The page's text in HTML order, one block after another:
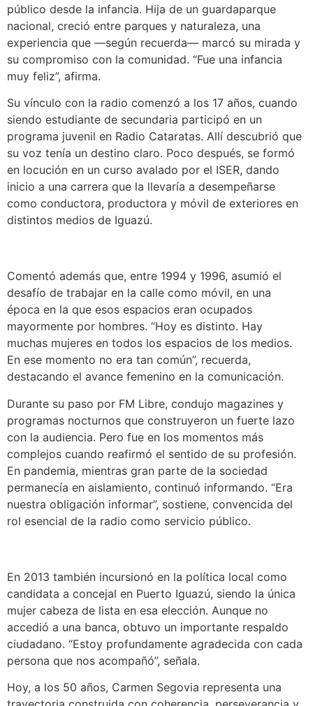
público desde la infancia. Hija de un guardaparque
nacional, creció entre parques y naturaleza, una
experiencia que —según recuerda— marcó su mirada y
su compromiso con la comunidad. “Fue una infancia
muy feliz”, afirma.
Su vínculo con la radio comenzó a los 17 años, cuando
siendo estudiante de secundaria participó en un
programa juvenil en Radio Cataratas. Allí descubrió que
su voz tenía un destino claro. Poco después, se formó
en locución en un curso avalado por el ISER, dando
inicio a una carrera que la llevaría a desempeñarse
como conductora, productora y móvil de exteriores en
distintos medios de Iguazú.
Comentó además que, entre 1994 y 1996, asumió el
desafío de trabajar en la calle como móvil, en una
época en la que esos espacios eran ocupados
mayormente por hombres. “Hoy es distinto. Hay
muchas mujeres en todos los espacios de los medios.
En ese momento no era tan común”, recuerda,
destacando el avance femenino en la comunicación.
Durante su paso por FM Libre, condujo magazines y
programas nocturnos que construyeron un fuerte lazo
con la audiencia. Pero fue en los momentos más
complejos cuando reafirmó el sentido de su profesión.
En pandemia, mientras gran parte de la sociedad
permanecía en aislamiento, continuó informando. “Era
nuestra obligación informar”, sostiene, convencida del
rol esencial de la radio como servicio público.
En 2013 también incursionó en la política local como
candidata a concejal en Puerto Iguazú, siendo la única
mujer cabeza de lista en esa elección. Aunque no
accedió a una banca, obtuvo un importante respaldo
ciudadano. “Estoy profundamente agradecida con cada
persona que nos acompañó”, señala.
Hoy, a los 50 años, Carmen Segovia representa una